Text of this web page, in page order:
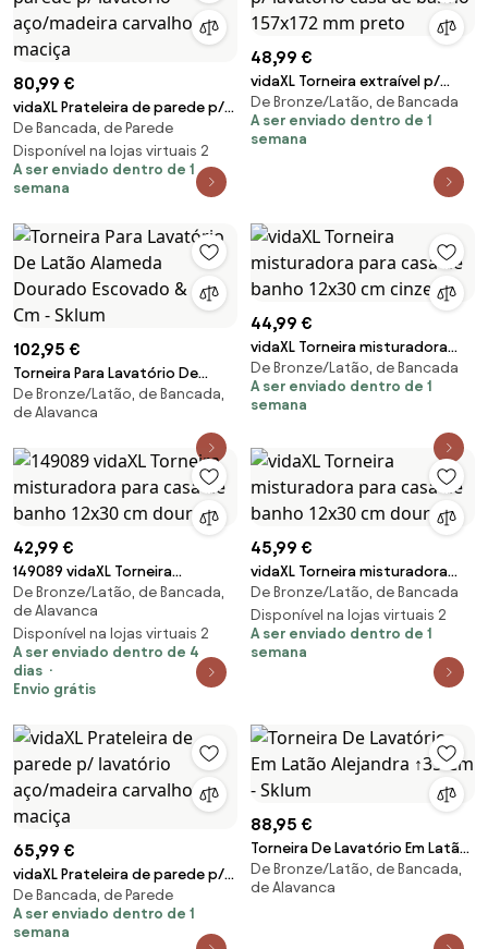
80,99 €
vidaXL Prateleira de parede p/
lavatório aço/madeira carvalho
maciça
De Bancada, de Parede
Disponível na lojas virtuais 2
A ser enviado dentro de 1
semana
48,99 €
vidaXL Torneira extraível p/
lavatório casa de banho
157x172 mm preto
De Bronze/Latão, de Bancada
A ser enviado dentro de 1
semana
102,95 €
Torneira Para Lavatório De
Latão Alameda Dourado
Escovado & ↑30 Cm - Sklum
De Bronze/Latão, de Bancada,
de Alavanca
44,99 €
vidaXL Torneira misturadora
para casa de banho 12x30 cm
cinzento
De Bronze/Latão, de Bancada
A ser enviado dentro de 1
semana
42,99 €
149089 vidaXL Torneira
misturadora para casa de
banho 12x30 cm dourado
De Bronze/Latão, de Bancada,
de Alavanca
Disponível na lojas virtuais 2
A ser enviado dentro de 4
dias
Envio grátis
45,99 €
vidaXL Torneira misturadora
para casa de banho 12x30 cm
dourado
De Bronze/Latão, de Bancada
Disponível na lojas virtuais 2
A ser enviado dentro de 1
semana
65,99 €
vidaXL Prateleira de parede p/
lavatório aço/madeira carvalho
maciça
De Bancada, de Parede
A ser enviado dentro de 1
semana
88,95 €
Torneira De Lavatório Em Latão
Alejandra ↑35 Cm - Sklum
De Bronze/Latão, de Bancada,
de Alavanca